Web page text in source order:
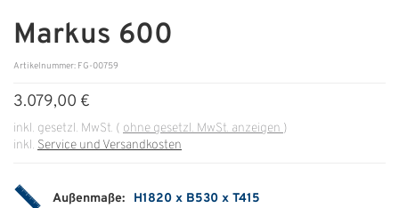
ÜBER UNS
Über uns
Messen & Events
Presse
Markus 600
Artikelnummer: FG-00759
3.079,00 €
inkl. gesetzl. MwSt. ( ohne gesetzl. MwSt. anzeigen )
inkl. Service und Versandkosten
Außenmaße: H1820 x B530 x T415